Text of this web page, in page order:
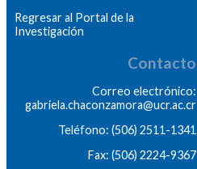
Regresar al Portal de la
Investigación
Contacto
Correo electrónico:
gabriela.chaconzamora@ucr.ac.cr
Teléfono: (506) 2511-1341
Fax: (506) 2224-9367